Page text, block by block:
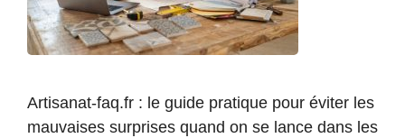
Artisanat-faq.fr : le guide pratique pour éviter les
mauvaises surprises quand on se lance dans les